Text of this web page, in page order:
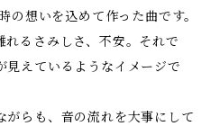
の想いを込めて作った曲です。
るさみしさ、不安。それで
見えているようなイメージで
がらも、音の流れを大事にして